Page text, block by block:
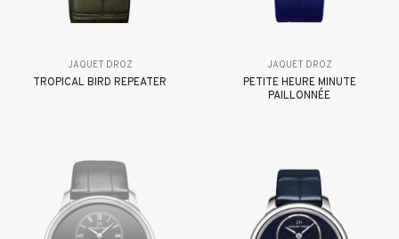
JAQUET DROZ
TROPICAL BIRD REPEATER
JAQUET DROZ
PETITE HEURE MINUTE
PAILLONNÉE